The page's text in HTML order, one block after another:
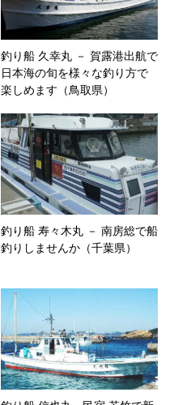
釣り船 久幸丸 － 賀露港出航で
日本海の旬を様々な釣り方で
楽しめます（鳥取県）
釣り船 寿々木丸 － 南房総で船
釣りしませんか（千葉県）